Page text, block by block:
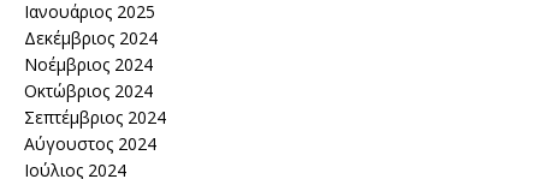
Ιανουάριος 2025
Δεκέμβριος 2024
Νοέμβριος 2024
Οκτώβριος 2024
Σεπτέμβριος 2024
Αύγουστος 2024
Ιούλιος 2024